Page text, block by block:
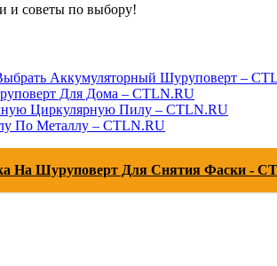
и советы по выбору!
Аккумуляторный Шуруповерт –
Для Дома – CTLN.RU
Циркулярную Пилу – CTLN.RU
По Металлу – CTLN.RU
На Шуруповерт Для Снятия Фаски -